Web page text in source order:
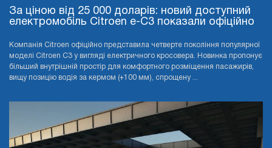
За ціною від 25 000 доларів: новий доступний
електромобіль Citroen e-C3 показали офіційно
Компанія Citroen офіційно представила четверте покоління популярної
моделі Citroen C3 у вигляді електричного кросовера. Новинка пропонує
більший внутрішній простір для комфортного розміщення пасажирів,
вищу позицію водія за кермом (+100 мм), спрощену ...